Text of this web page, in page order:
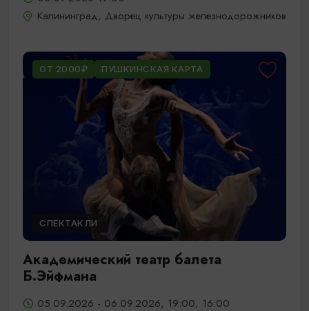
Калининград, Дворец культуры железнодорожников
ОТ 2000₽ ПУШКИНСКАЯ КАРТА
СПЕКТАКЛИ
Академический театр балета
Б.Эйфмана
05.09.2026 - 06.09.2026, 19:00, 16:00